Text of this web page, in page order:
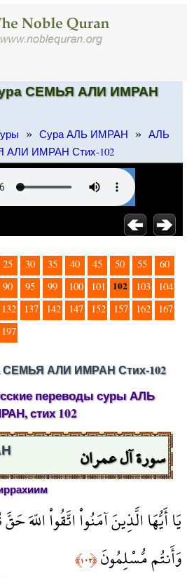
СЕМЬЯ АЛИ ИМРАН
» Сура АЛЬ ИМРАН » АЛЬ
АЛИ ИМРАН Стих-102
25 30 35 40 45 50 55
60
90 95 99 100 101 102 103
104
132 137 142 147 152 157 162
167
197
АЛИ ИМРАН Стих-102
переводы суры АЛЬ
стих 102
سورة آل عمران
يَا أَيُّهَا الَّذِينَ آمَنُواْ اتَّقُواْ اللّهَ
وَأَنتُم مُّسْلِمُونَ﴿١٠٢﴾